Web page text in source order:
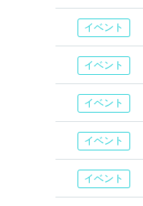
イベント
イベント
イベント
イベント
イベント